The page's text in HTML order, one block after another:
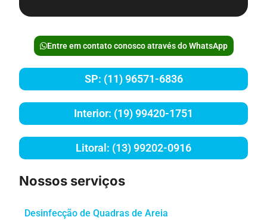
Entre em contato conosco através do WhatsApp
SP: (11) 96571-6836
Interior: (19) 99420-1751
Litoral: (13) 99202-0916
Nossos serviços
Desinfecção de Quadras de Areia